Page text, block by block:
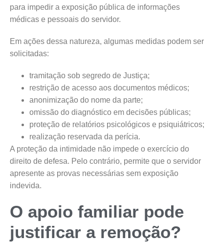
para impedir a exposição pública de informações
médicas e pessoais do servidor.
Em ações dessa natureza, algumas medidas podem ser
solicitadas:
tramitação sob segredo de Justiça;
restrição de acesso aos documentos médicos;
anonimização do nome da parte;
omissão do diagnóstico em decisões públicas;
proteção de relatórios psicológicos e psiquiátricos;
realização reservada da perícia.
A proteção da intimidade não impede o exercício do
direito de defesa. Pelo contrário, permite que o servidor
apresente as provas necessárias sem exposição
indevida.
O apoio familiar pode
justificar a remoção?